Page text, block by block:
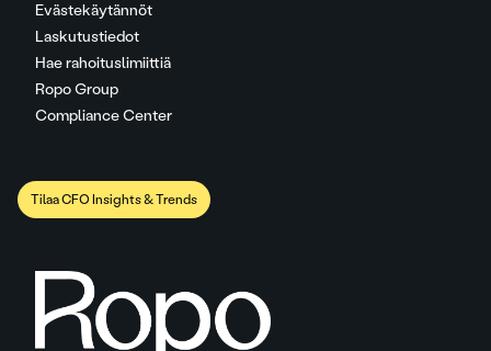
Evästekäytännöt
Laskutustiedot
Hae rahoituslimiittiä
Ropo Group
Compliance Center
Tilaa CFO Insights & Trends